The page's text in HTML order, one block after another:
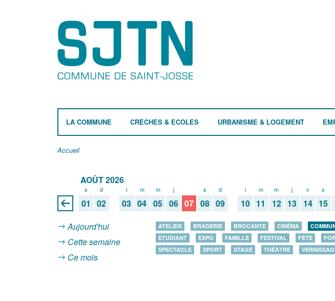
LA COMMUNE CRÈCHES & ECOLES URBANISME & LOGEMENT
Accueil
AOÛT 2026
s
01
d
02
l
03
m
04
m
05
j
06 07
s
08
d
09
l
10
m
11
m
12
j
13
v
14
s
15
Aujourd'hui
Cette semaine
Ce mois
ATELIER BRADERIE BROCANTE CINÉMA
ETUDIANT
EXPO FAMILLE FESTIVAL FÊTE
SPECTACLE
SPORT STAGE THÉÂTRE